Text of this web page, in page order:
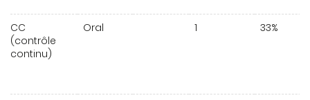
CC
(contrôle
continu)
Oral 1 33%